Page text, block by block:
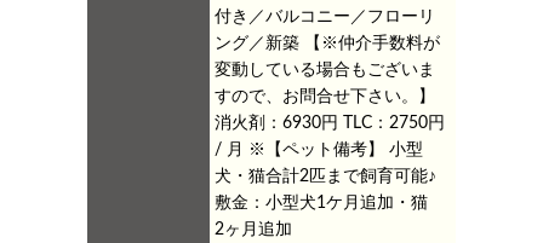
付き／バルコニー／フローリ
ング／新築
【※仲介手数料が
変動している場合もございま
すので、お問合せ下さい。】
消火剤：6930円
TLC：2750円
/ 月
※【ペット備考】
小型
犬・猫合計2匹まで飼育可能♪
敷金：小型犬1ケ月追加・猫
2ヶ月追加